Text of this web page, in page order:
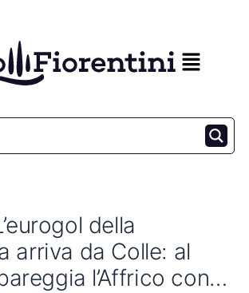
della
arriva da Colle: al
l’Affrico con…